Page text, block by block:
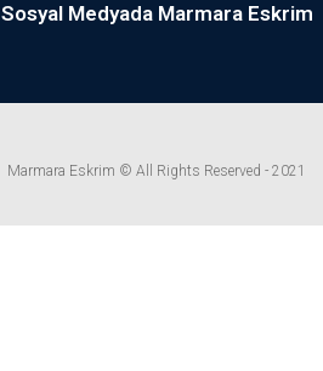
Sosyal Medyada Marmara Eskrim
Marmara Eskrim © All Rights Reserved - 2021